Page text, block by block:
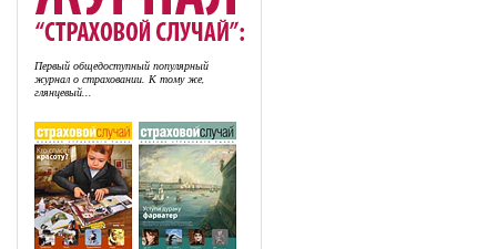
Первый общедоступный популярный
журнал о страховании. К тому же,
глянцевый...